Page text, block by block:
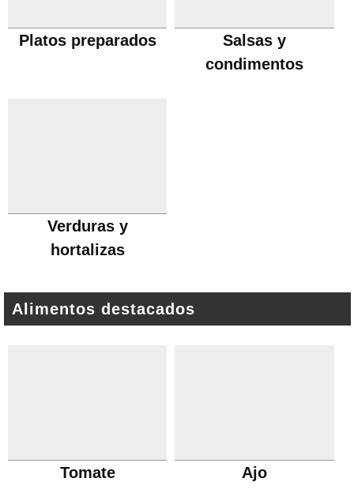
Platos preparados
Salsas y
condimentos
Verduras y
hortalizas
Alimentos destacados
Tomate Ajo